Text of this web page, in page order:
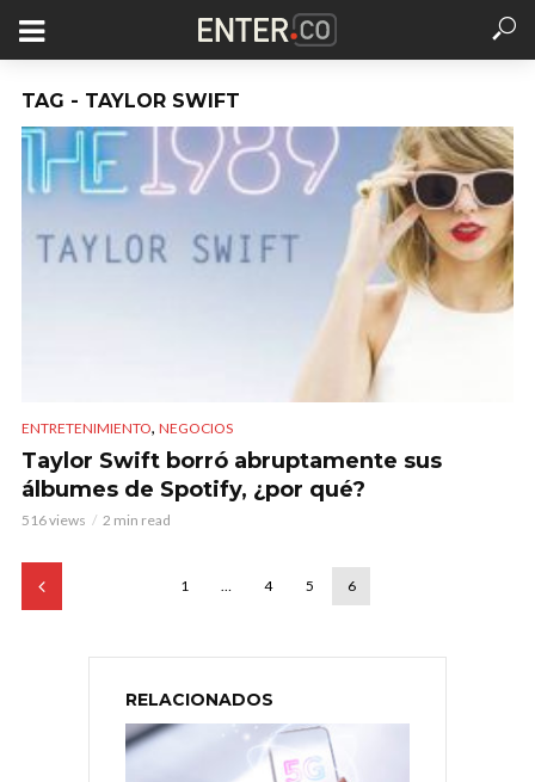
TAG - TAYLOR SWIFT
ENTRETENIMIENTO, NEGOCIOS
Taylor Swift borró abruptamente sus
álbumes de Spotify, ¿por qué?
516 views 2 min read
1 … 4 5 6
RELACIONADOS